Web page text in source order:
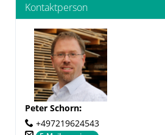
Kontaktperson
Peter Schorn:
+497219624543